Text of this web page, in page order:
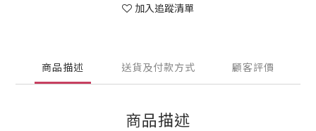
加入追蹤清單
商品描述 送貨及付款方式 顧客評價
商品描述